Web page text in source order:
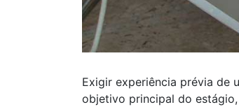
Exigir experiência prévia de
objetivo principal do